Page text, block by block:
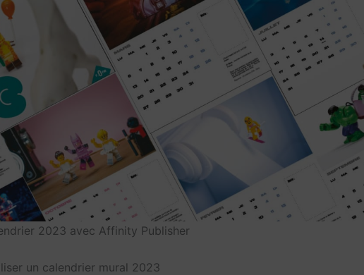
2023 avec Affinity Publisher
un calendrier mural 2023